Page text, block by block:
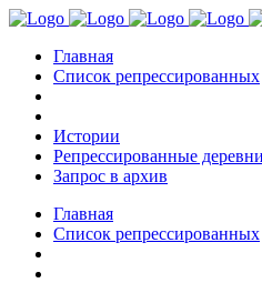
Главная
Список репрессированных
Истории
Репрессированные деревни
Запрос в архив
Главная
Список репрессированных